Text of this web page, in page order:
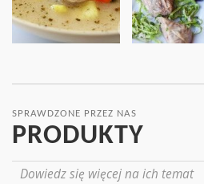
SPRAWDZONE PRZEZ NAS
PRODUKTY
Dowiedz się więcej na ich temat